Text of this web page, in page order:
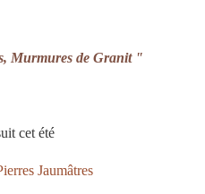
Murmures de Granit "
cet été
Jaumâtres